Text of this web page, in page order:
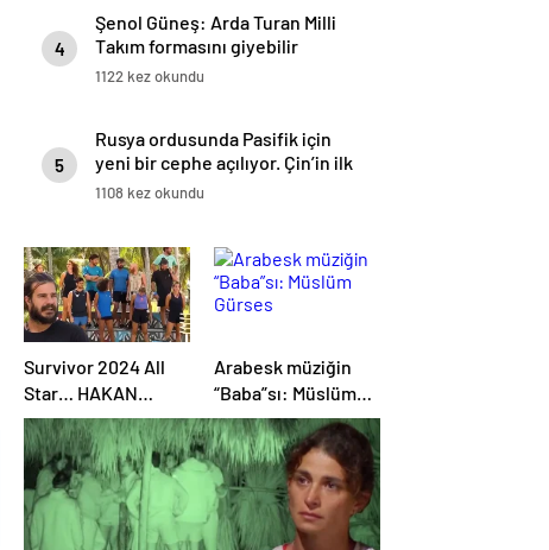
4
Şenol Güneş: Arda Turan Milli
Takım formasını giyebilir
1122 kez okundu
5
Rusya ordusunda Pasifik için
yeni bir cephe açılıyor. Çin’in ilk
tepkisi!
1108 kez okundu
Survivor 2024 All
Star… HAKAN
OYUNA ÇIKMADI,
İKİNCİ ELEME
ADAYI KİM OLDU?
Arabesk müziğin
“Baba”sı: Müslüm
Gürses